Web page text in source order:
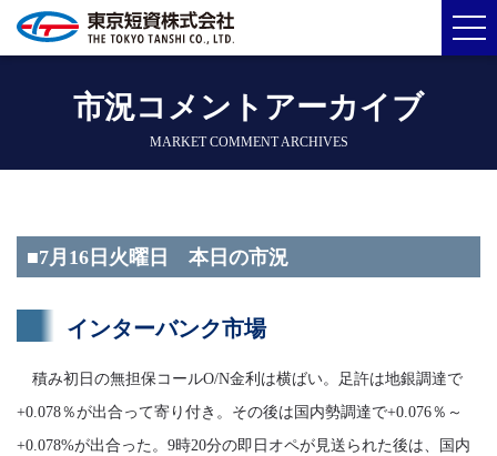
市況コメントアーカイブ
MARKET COMMENT ARCHIVES
■7月16日火曜日 本日の市況
インターバンク市場
積み初日の無担保コールO/N金利は横ばい。足許は地銀調達で
+0.078％が出合って寄り付き。その後は国内勢調達で+0.076％～
+0.078%が出合った。9時20分の即日オペが見送られた後は、国内